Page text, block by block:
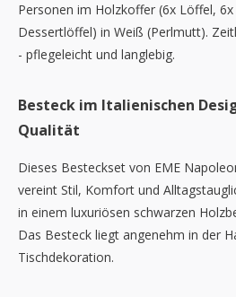
Personen im Holzkoffer (6x Löffel,
Dessertlöffel) in Weiß (Perlmutt).
- pflegeleicht und langlebig.
Besteck im Italienischen
Qualität
Dieses Besteckset von EME
vereint Stil, Komfort und
in einem luxuriösen schwarzen
Das Besteck liegt angenehm in der
Tischdekoration.